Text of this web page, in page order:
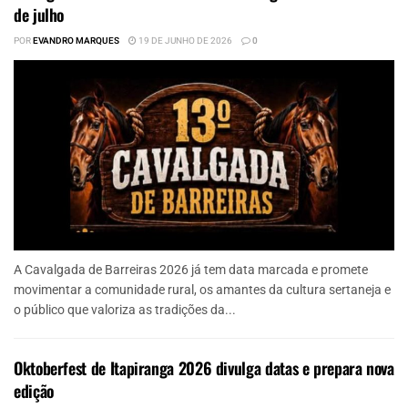
de julho
POREVANDRO MARQUES 19 DE JUNHO DE 2026 0
A Cavalgada de Barreiras 2026 já tem data marcada e promete
movimentar a comunidade rural, os amantes da cultura sertaneja e
o público que valoriza as tradições da...
Oktoberfest de Itapiranga 2026 divulga datas e prepara nova
edição